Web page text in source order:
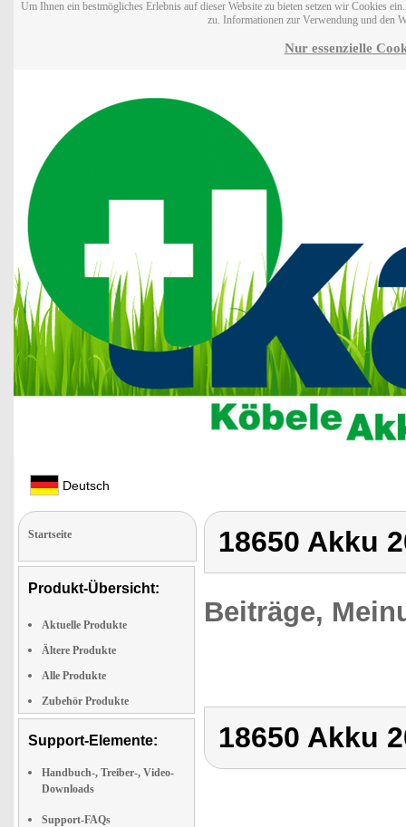
Um Ihnen ein bestmögliches Erlebnis auf dieser Website zu bieten setzen wir Cookies
zu. Informationen zur Verwendung und den
Nur essenzielle
Deutsch
Startseite
Produkt-Übersicht:
Aktuelle Produkte
Ältere Produkte
Alle Produkte
Zubehör Produkte
Support-Elemente:
Handbuch-, Treiber-, Video-
Downloads
Support-FAQs
18650 Akku
Beiträge,
18650 Akku